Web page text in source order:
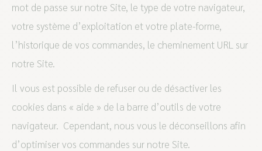
mot de passe sur notre Site, le type de votre navigateur,
votre système d’exploitation et votre plate-forme,
l’historique de vos commandes, le cheminement URL sur
notre Site.
Il vous est possible de refuser ou de désactiver les
cookies dans « aide » de la barre d’outils de votre
navigateur. Cependant, nous vous le déconseillons afin
d’optimiser vos commandes sur notre Site.